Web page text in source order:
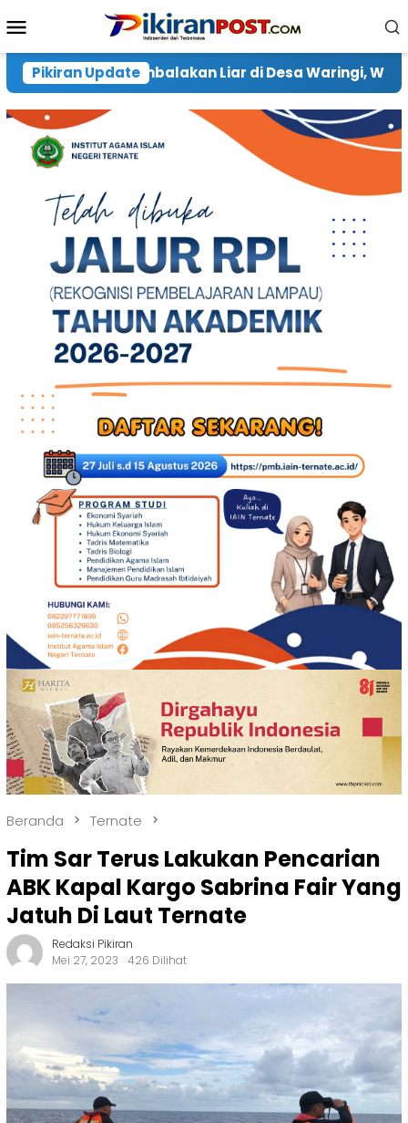
ke
Mobile
Pikiran Update
Desa Waringi, Warga Harap Pelaku Diberi Hukuman
Beranda Ternate
Tim Sar Terus Lakukan Pencarian
ABK Kapal Kargo Sabrina Fair Yang
Jatuh Di Laut Ternate
Redaksi Pikiran
Mei 27, 2023
426 Dilihat